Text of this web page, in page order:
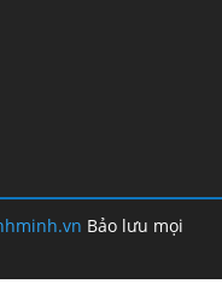
Bảo lưu mọi